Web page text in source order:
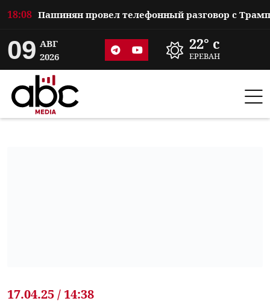
18:08
09 АВГ
2026
22° c
ЕРЕВАН
17.04.25 / 14:38